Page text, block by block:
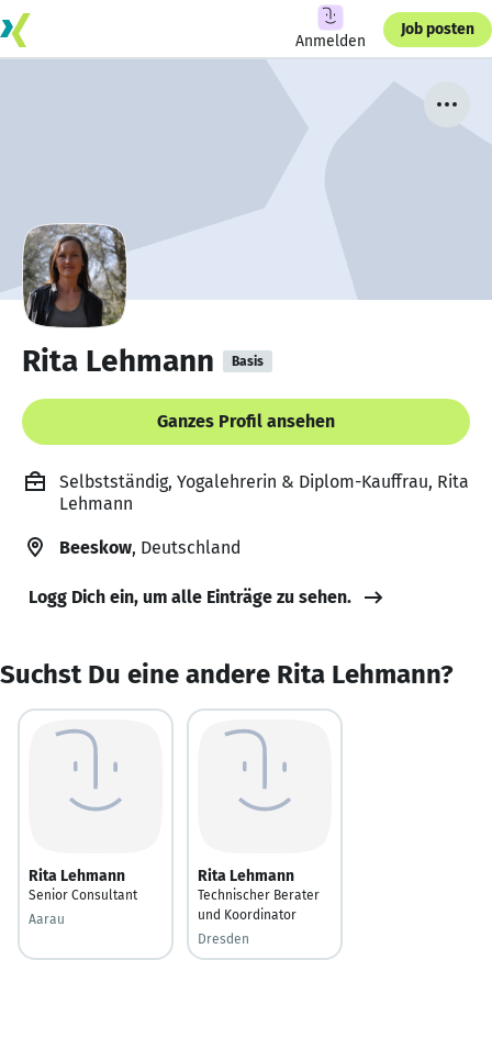
Anmelden
Job posten
Rita Lehmann Basis
Ganzes Profil ansehen
Selbstständig, Yogalehrerin & Diplom-Kauffrau, Rita
Lehmann
Beeskow, Deutschland
Logg Dich ein, um alle Einträge zu sehen.
Suchst Du eine andere Rita Lehmann?
Rita Lehmann
Senior Consultant
Aarau
Rita Lehmann
Technischer Berater
und Koordinator
Dresden